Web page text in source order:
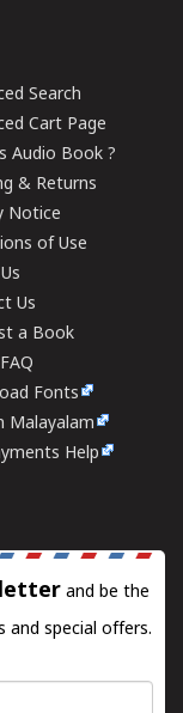
Search
Cart Page
Audio Book ?
& Returns
Notice
of Use
Us
a Book
Fonts
Malayalam
Help
and be the
special offers.